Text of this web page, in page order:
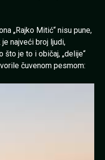
„Rajko Mitić“ nisu pune,
najveći broj ljudi,
što je to i običaj, „delije“
čuvenom pesmom: